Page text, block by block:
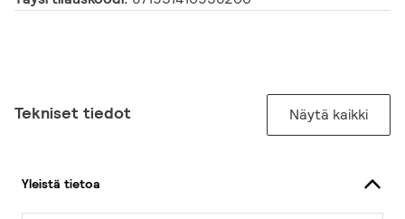
Tekniset tiedot Näytä kaikki
Yleistä tietoa